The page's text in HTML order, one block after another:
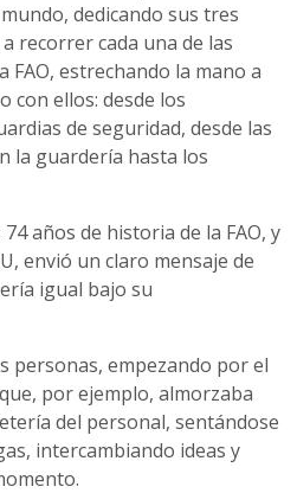
dedicando sus tres
recorrer cada una de las
FAO, estrechando la mano a
con ellos: desde los
de seguridad, desde las
la guardería hasta los
años de historia de la FAO, y
envió un claro mensaje de
igual bajo su
personas, empezando por el
por ejemplo, almorzaba
del personal, sentándose
intercambiando ideas y